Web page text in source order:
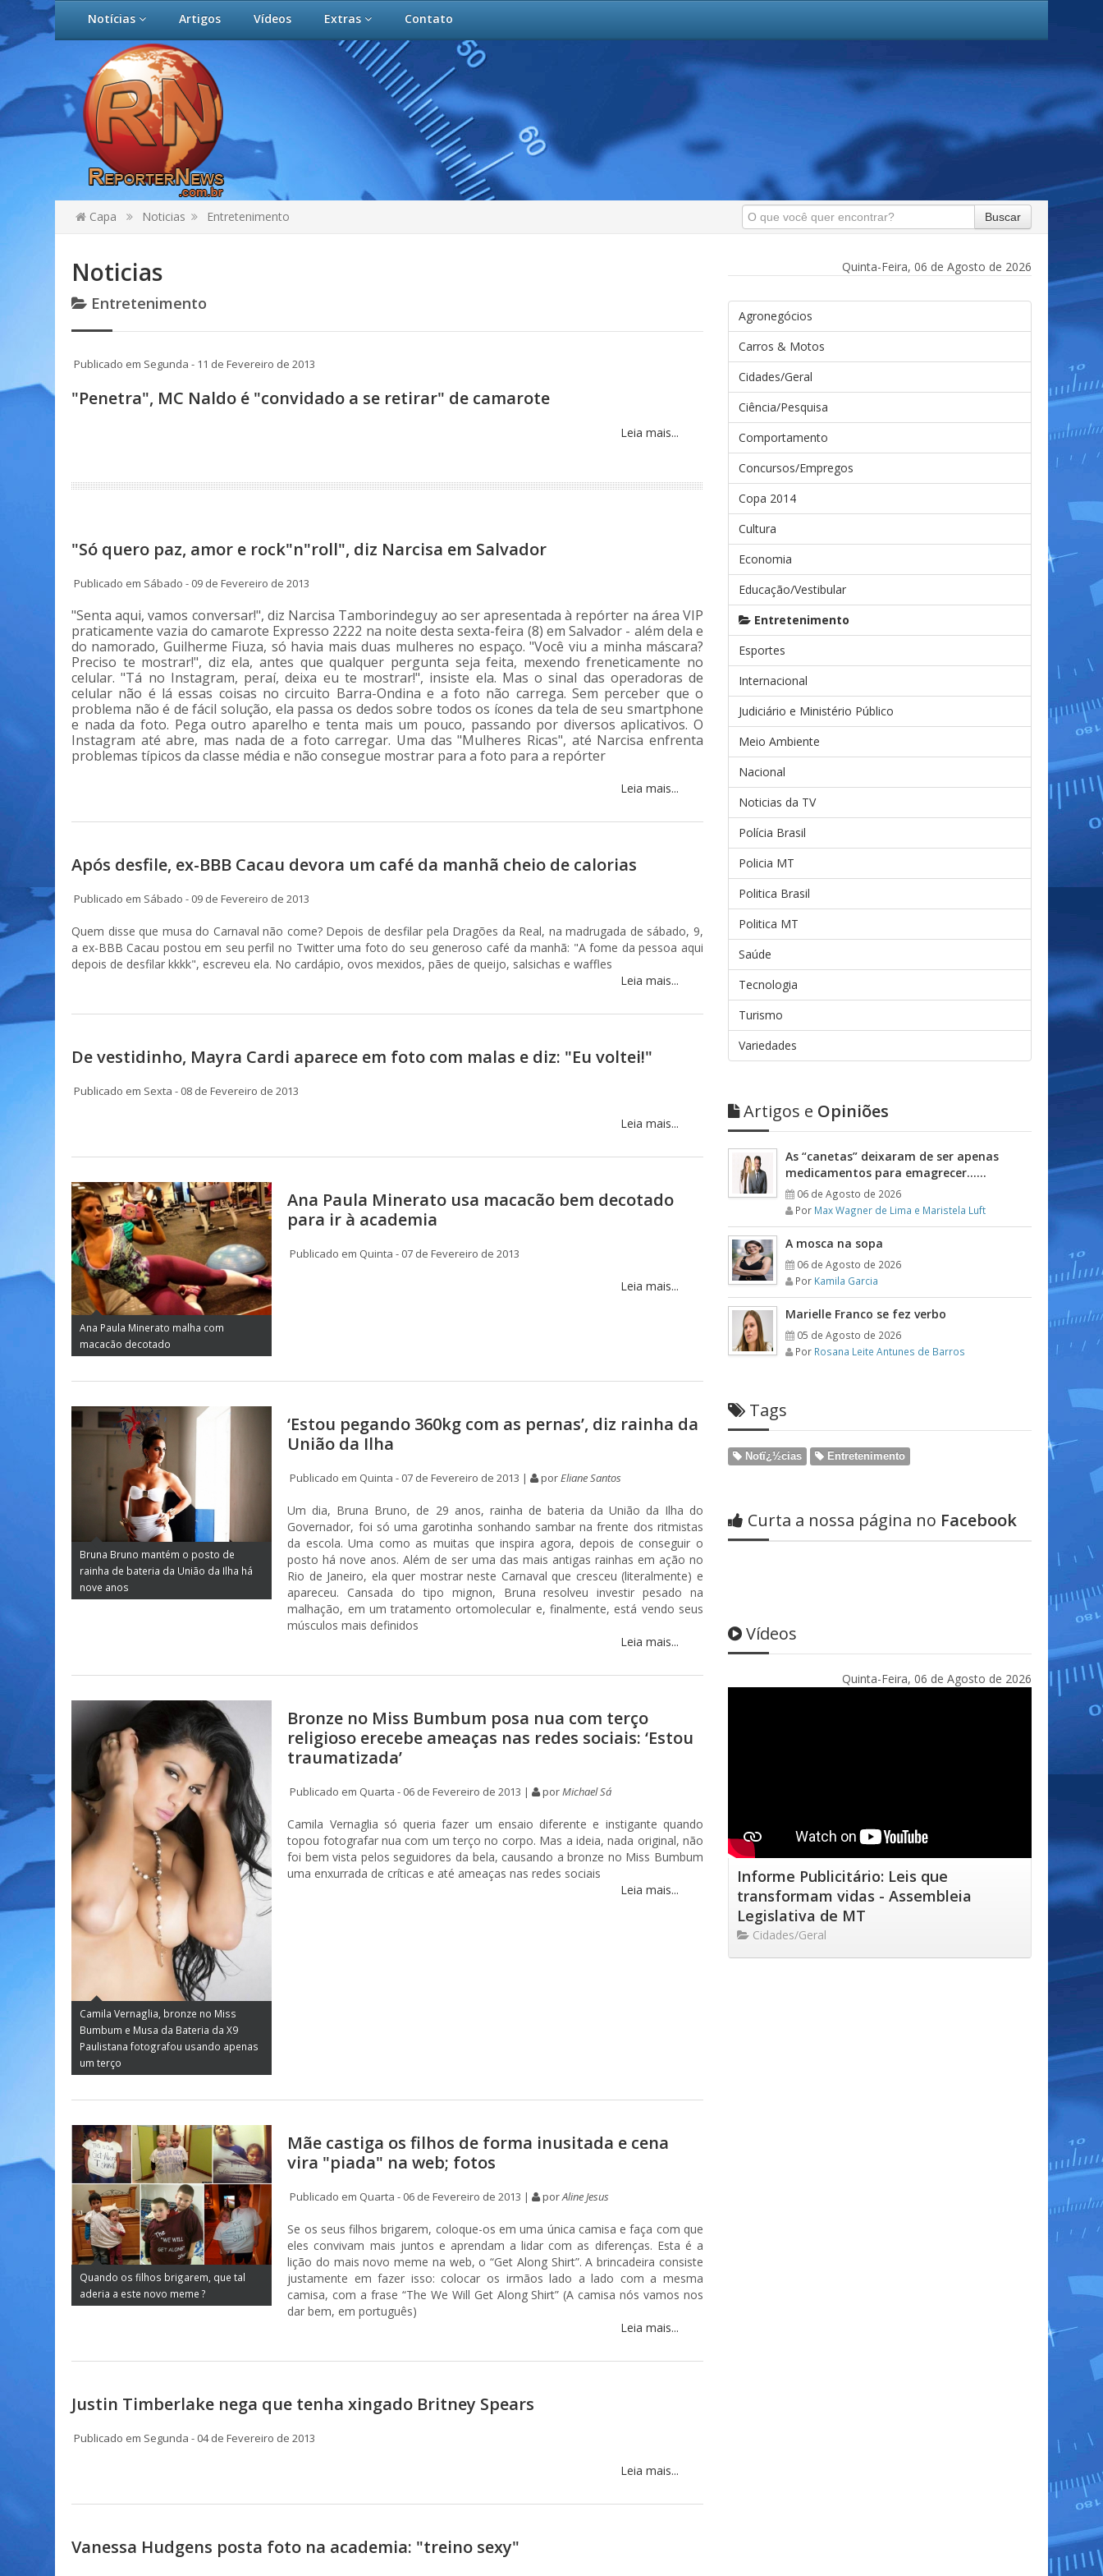
Notícias Artigos Vídeos Extras Contato
Capa Noticias Entretenimento Buscar
Noticias
Entretenimento
Publicado em Segunda - 11 de Fevereiro de 2013
"Penetra", MC Naldo é "convidado a se retirar" de camarote
Leia mais...
"Só quero paz, amor e rock"n"roll", diz Narcisa em Salvador
Publicado em Sábado - 09 de Fevereiro de 2013
"Senta aqui, vamos conversar!", diz Narcisa Tamborindeguy ao ser apresentada à repórter na área VIP
praticamente vazia do camarote Expresso 2222 na noite desta sexta-feira (8) em Salvador - além dela e
do namorado, Guilherme Fiuza, só havia mais duas mulheres no espaço. "Você viu a minha máscara?
Preciso te mostrar!", diz ela, antes que qualquer pergunta seja feita, mexendo freneticamente no
celular. "Tá no Instagram, peraí, deixa eu te mostrar!", insiste ela. Mas o sinal das operadoras de
celular não é lá essas coisas no circuito Barra-Ondina e a foto não carrega. Sem perceber que o
problema não é de fácil solução, ela passa os dedos sobre todos os ícones da tela de seu smartphone
e nada da foto. Pega outro aparelho e tenta mais um pouco, passando por diversos aplicativos. O
Instagram até abre, mas nada de a foto carregar. Uma das "Mulheres Ricas", até Narcisa enfrenta
problemas típicos da classe média e não consegue mostrar para a foto para a repórter
Leia mais...
Após desfile, ex-BBB Cacau devora um café da manhã cheio de calorias
Publicado em Sábado - 09 de Fevereiro de 2013
Quem disse que musa do Carnaval não come? Depois de desfilar pela Dragões da Real, na madrugada de sábado, 9,
a ex-BBBCacau postou em seu perfil no Twitter uma foto do seu generoso café da manhã: "A fome da pessoa aqui
depois de desfilar kkkk", escreveu ela. No cardápio, ovos mexidos, pães de queijo, salsichas e waffles
Leia mais...
De vestidinho, Mayra Cardi aparece em foto com malas e diz: "Eu voltei!"
Publicado em Sexta - 08 de Fevereiro de 2013
Leia mais...
Ana Paula Minerato malha com
macacão decotado
Ana Paula Minerato usa macacão bem decotado
para ir à academia
Publicado em Quinta - 07 de Fevereiro de 2013
Leia mais...
Bruna Bruno mantém o posto de
rainha de bateria da União da Ilha há
nove anos
‘Estou pegando 360kg com as pernas’, diz rainha da
União da Ilha
Publicado em Quinta - 07 de Fevereiro de 2013 | por Eliane Santos
Um dia, Bruna Bruno, de 29 anos, rainha de bateria da União da Ilha do
Governador, foi só uma garotinha sonhando sambar na frente dos ritmistas
da escola. Uma como as muitas que inspira agora, depois de conseguir o
posto há nove anos. Além de ser uma das mais antigas rainhas em ação no
Rio de Janeiro, ela quer mostrar neste Carnaval que cresceu (literalmente) e
apareceu. Cansada do tipo mignon, Bruna resolveu investir pesado na
malhação, em um tratamento ortomolecular e, finalmente, está vendo seus
músculos mais definidos
Leia mais...
Camila Vernaglia, bronze no Miss
Bumbum e Musa da Bateria da X9
Paulistana fotografou usando apenas
um terço
Bronze no Miss Bumbum posa nua com terço
religioso erecebe ameaças nas redes sociais: ‘Estou
traumatizada’
Publicado em Quarta - 06 de Fevereiro de 2013 | porMichael Sá
Camila Vernaglia só queria fazer um ensaio diferente e instigante quando
topou fotografar nua com um terço no corpo. Mas a ideia, nada original, não
foi bem vista pelos seguidores da bela, causando a bronze no Miss Bumbum
uma enxurrada de críticas e até ameaças nas redes sociais
Leia mais...
Quando os filhos brigarem, que tal
aderia a este novo meme ?
Mãe castiga os filhos de forma inusitada e cena
vira "piada" na web; fotos
Publicado em Quarta - 06 de Fevereiro de 2013 | porAline Jesus
Se os seus filhos brigarem, coloque-os em uma única camisa e faça com que
eles convivam mais juntos e aprendam a lidar com as diferenças. Esta é a
lição do mais novo meme na web, o “Get Along Shirt”. A brincadeira consiste
justamente em fazer isso: colocar os irmãos lado a lado com a mesma
camisa, com a frase “The We Will Get Along Shirt” (A camisa nós vamos nos
dar bem, em português)
Leia mais...
Justin Timberlake nega que tenha xingado Britney Spears
Publicado em Segunda - 04 de Fevereiro de 2013
Leia mais...
Vanessa Hudgens posta foto na academia: "treino sexy"
Quinta-Feira, 06 de Agosto de 2026
Agronegócios
Carros & Motos
Cidades/Geral
Ciência/Pesquisa
Comportamento
Concursos/Empregos
Copa 2014
Cultura
Economia
Educação/Vestibular
Entretenimento
Esportes
Internacional
Judiciário e Ministério Público
Meio Ambiente
Nacional
Noticias da TV
Polícia Brasil
Policia MT
Politica Brasil
Politica MT
Saúde
Tecnologia
Turismo
Variedades
Artigos e Opiniões
As “canetas” deixaram de ser apenas
medicamentos para emagrecer……
06 de Agosto de 2026
Por Max Wagner de Lima e Maristela Luft
A mosca na sopa
06 de Agosto de 2026
Por Kamila Garcia
Marielle Franco se fez verbo
05 de Agosto de 2026
Por Rosana Leite Antunes de Barros
Tags
Notï¿½cias Entretenimento
Curta a nossa página no Facebook
Vídeos
Quinta-Feira, 06 de Agosto de 2026
Informe Publicitário: Leis que
transformam vidas - Assembleia
Legislativa de MT
Cidades/Geral